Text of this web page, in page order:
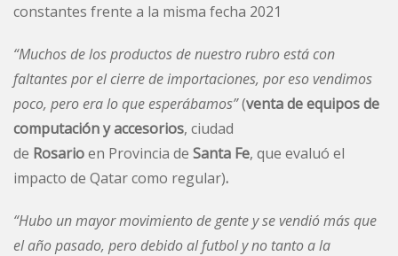
constantes frente a la misma fecha 2021
“Muchos de los productos de nuestro rubro está con
faltantes por el cierre de importaciones, por eso vendimos
poco, pero era lo que esperábamos”(venta de equipos de
computación y accesorios, ciudad
de Rosarioen Provincia de Santa Fe, que evaluó el
impacto de Qatar como regular).
“Hubo un mayor movimiento de gente y se vendió más que
el año pasado, pero debido al futbol y no tanto a la